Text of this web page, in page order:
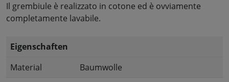
Il grembiule è realizzato in cotone ed è ovviamente
completamente lavabile.
Eigenschaften
Material
Baumwolle